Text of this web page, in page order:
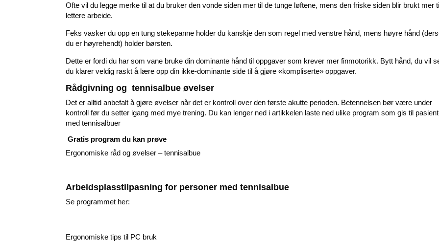
Ofte vil du legge merke til at du bruker den vonde siden mer til de tunge løftene, mens den friske siden blir brukt mer
lettere arbeide.
Feks vasker du opp en tung stekepanne holder du kanskje den som regel med venstre hånd, mens høyre hånd
du er høyrehendt) holder børsten.
Dette er fordi du har som vane bruke din dominante hånd til oppgaver som krever mer finmotorikk. Bytt hånd, du vil
du klarer veldig raskt å lære opp din ikke-dominante side til å gjøre «kompliserte» oppgaver.
Rådgivning og tennisalbue øvelser
Det er alltid anbefalt å gjøre øvelser når det er kontroll over den første akutte perioden. Betennelsen bør være under
kontroll før du setter igang med mye trening. Du kan lenger ned i artikkelen laste ned ulike program som gis til
med tennisalbuer
Gratis program du kan prøve
Ergonomiske råd og øvelser – tennisalbue
Arbeidsplasstilpasning for personer med tennisalbue
Se programmet her:
Ergonomiske tips til PC bruk